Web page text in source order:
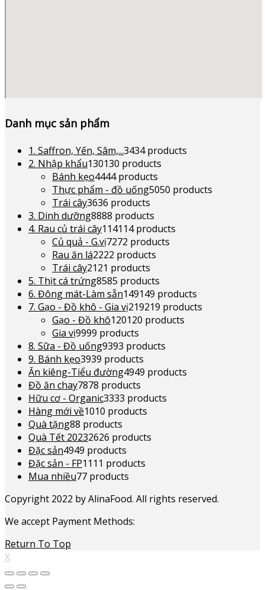
Danh mục sản phẩm
1. Saffron, Yến, Sâm,...3434 products
2. Nhập khẩu130130 products
Bánh kẹo4444 products
Thực phẩm - đồ uống5050 products
Trái cây3636 products
3. Dinh dưỡng8888 products
4. Rau củ trái cây114114 products
Củ quả - G.vị7272 products
Rau ăn lá2222 products
Trái cây2121 products
5. Thịt cá trứng8585 products
6. Đông mát-Làm sẵn149149 products
7. Gạo - Đồ khô - Gia vị219219 products
Gạo - Đồ khô120120 products
Gia vị9999 products
8. Sữa - Đồ uống9393 products
9. Bánh kẹo3939 products
Ăn kiêng-Tiểu đường4949 products
Đồ ăn chay7878 products
Hữu cơ - Organic3333 products
Hàng mới về1010 products
Quà tặng88 products
Quà Tết 20232626 products
Đặc sản4949 products
Đặc sản - FP11 11 products
Mua nhiều77 products
Copyright 2022 by AlinaFood. All rights reserved.
We accept Payment Methods:
Return To Top
X